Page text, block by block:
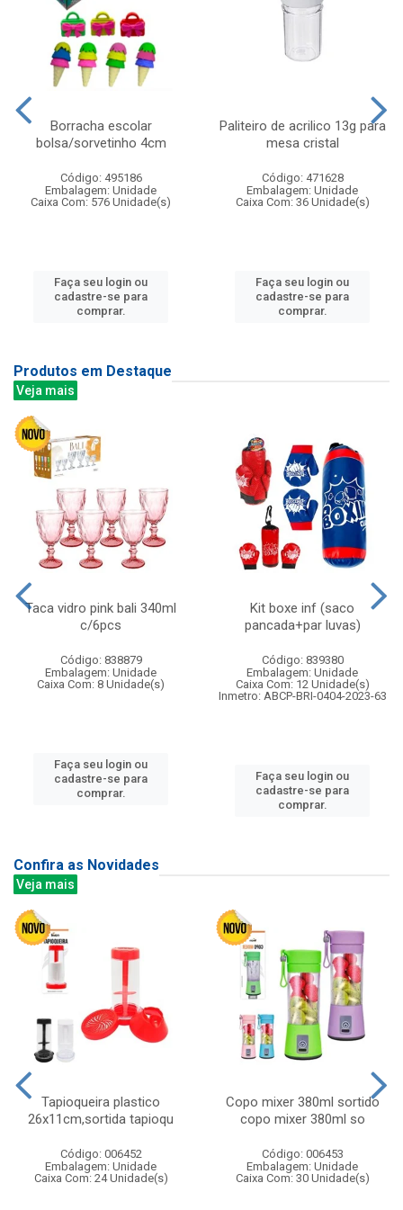
Borracha escolar
bolsa/sorvetinho 4cm
Código: 495186
Embalagem: Unidade
Caixa Com: 576 Unidade(s)
Faça seu login ou
cadastre-se para
comprar.
Paliteiro de acrilico 13g para
mesa cristal
Código: 471628
Embalagem: Unidade
Caixa Com: 36 Unidade(s)
Faça seu login ou
cadastre-se para
comprar.
Produtos em Destaque
Veja mais
Taca vidro pink bali 340ml
c/6pcs
Código: 838879
Embalagem: Unidade
Caixa Com: 8 Unidade(s)
Faça seu login ou
cadastre-se para
comprar.
Kit boxe inf (saco
pancada+par luvas)
Código: 839380
Embalagem: Unidade
Caixa Com: 12 Unidade(s)
Inmetro: ABCP-BRI-0404-2023-63
Faça seu login ou
cadastre-se para
comprar.
Confira as Novidades
Veja mais
Tapioqueira plastico
26x11cm,sortida tapioqu
Código: 006452
Embalagem: Unidade
Caixa Com: 24 Unidade(s)
Copo mixer 380ml sortido
copo mixer 380ml so
Código: 006453
Embalagem: Unidade
Caixa Com: 30 Unidade(s)